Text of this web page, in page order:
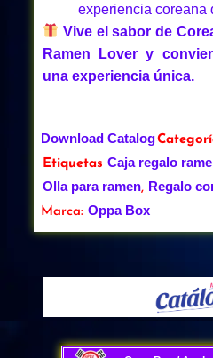
experiencia coreana
Vive el sabor de
Ramen Lover y
una experiencia única.
Download Catalog
Etiquetas Caja regalo
Olla para ramen, Regalo
Marca: Oppa Box